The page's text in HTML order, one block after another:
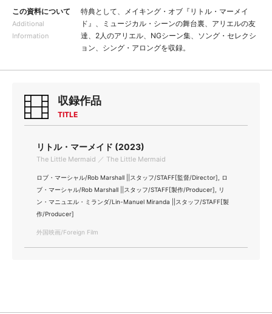
この資料について
Additional
Information
特典として、メイキング・オブ『リトル・マーメイ
ド』、ミュージカル・シーンの舞台裏、アリエルの友
達、2人のアリエル、NGシーン集、ソング・セレクシ
ョン、シング・アロングを収録。
収録作品
TITLE
リトル・マーメイド (2023)
The Little Mermaid ／ The Little Mermaid
ロブ・マーシャル/Rob Marshall ||スタッフ/STAFF[監督/Director], ロ
ブ・マーシャル/Rob Marshall ||スタッフ/STAFF[製作/Producer], リ
ン・マニュエル・ミランダ/Lin-Manuel Miranda ||スタッフ/STAFF[製
作/Producer]
外国映画/Foreign Film